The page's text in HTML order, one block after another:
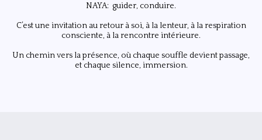
NAYA: guider, conduire.
C’est une invitation au retour à soi, à la lenteur, à la respiration
consciente, à la rencontre intérieure.
Un chemin vers la présence, où chaque souffle devient passage,
et chaque silence, immersion.